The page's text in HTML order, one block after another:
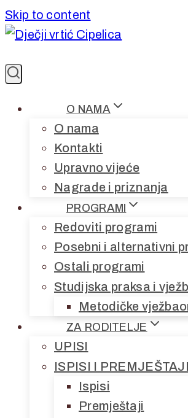
Skip to content
O NAMA
O nama
Kontakti
Upravno vijeće
Nagrade i priznanja
PROGRAMI
Redoviti programi
Posebni i alternativni
Ostali programi
Studijska praksa i
Metodičke
ZA RODITELJE
UPISI
ISPISI I PREMJEŠTAJI
Ispisi
Premještaji